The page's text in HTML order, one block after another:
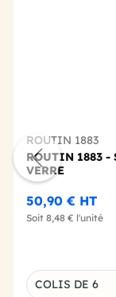
ROUTIN 1883
ROUTIN 1883 -
VERRE
50,90 € HT
Soit 8,48 € l'unité
Choisissez
COLIS DE 6